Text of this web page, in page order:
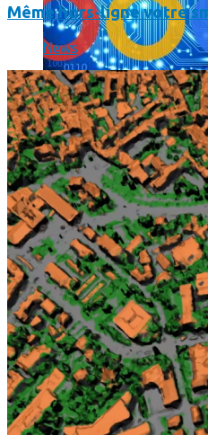
Les dernières photos
Même hors-ligne votre
News